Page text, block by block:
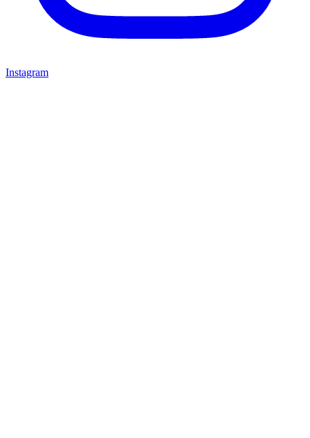
Instagram